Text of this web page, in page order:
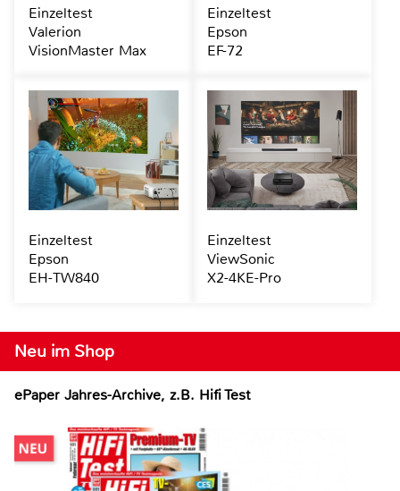
Neu im Shop
ePaper Jahres-Archive, z.B. Hifi Test
Einzeltest
Valerion
VisionMaster Max
Einzeltest
Epson
EF-72
Einzeltest
Epson
EH-TW840
Einzeltest
ViewSonic
X2-4KE-Pro